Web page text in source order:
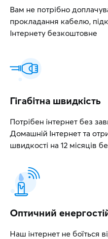
Вам не потрібно
прокладання кабелю,
Інтернету безкоштовне
Гігабітна швидкість
Потрібен інтернет без
Домашній Інтернет та
швидкості на 12 місяців
Оптичний
Наш інтернет не боїться